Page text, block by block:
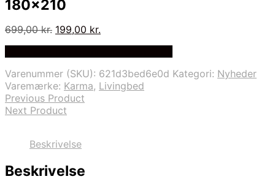
180×210
699,00kr. Den
699,00 kr..
199,00 kr.
199,00 kr..
Varenummer (SKU): 621d3bed6e0d Kategori: Nyheder
Varemærke: Karma, Livingbed
Previous Product
Next Product
Beskrivelse
Beskrivelse